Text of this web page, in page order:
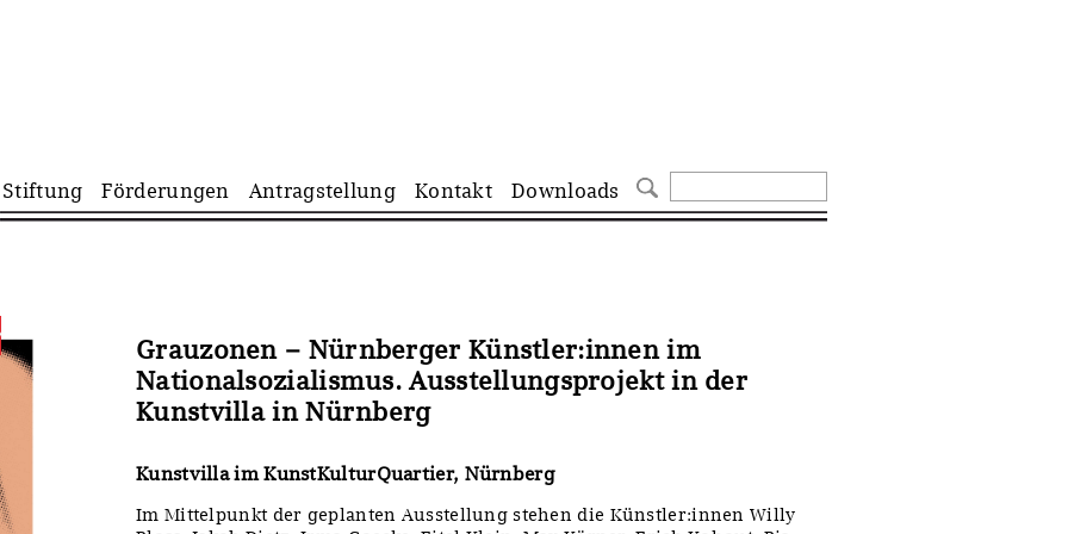
Navigation
überspringen
Stiftung Förderungen Antragstellung Kontakt Downloads
Grauzonen – Nürnberger Künstler:innen im
Nationalsozialismus. Ausstellungsprojekt in der
Kunstvilla in Nürnberg
Kunstvilla im KunstKulturQuartier, Nürnberg
Im Mittelpunkt der geplanten Ausstellung stehen die Künstler:innen Willy